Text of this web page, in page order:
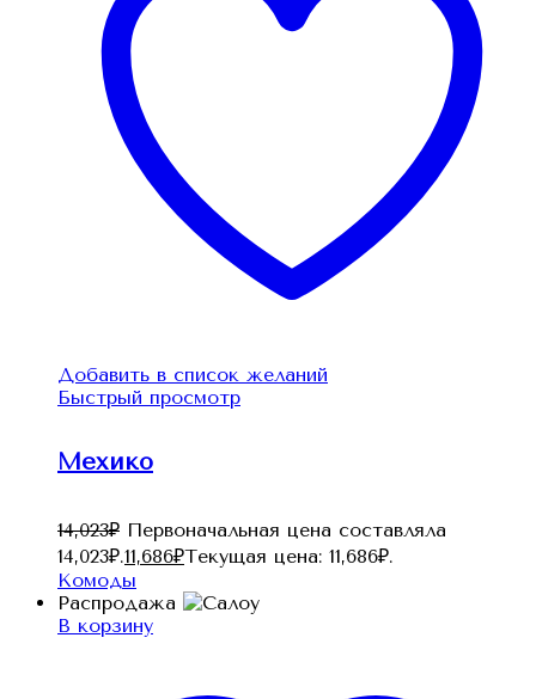
Добавить в список желаний
Быстрый просмотр
Мехико
14,023₽ Первоначальная цена составляла
14,023₽.11,686₽Текущая цена: 11,686₽.
Комоды
Распродажа
В корзину